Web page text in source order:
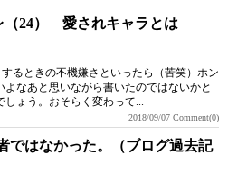
（24） 愛されキャラとは
るときの不機嫌さといったら（苦笑）ホン
よなあと思いながら書いたのではないかと
ょう。おそらく変わって...
2018/09/07 Comment(0)
ではなかった。（ブログ過去記